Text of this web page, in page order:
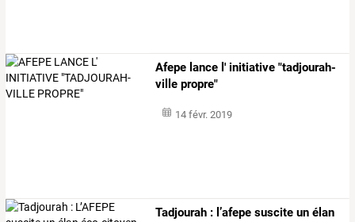
Afepe lance l' initiative "tadjourah-
ville propre"
14 févr. 2019
Tadjourah : l’afepe suscite un élan